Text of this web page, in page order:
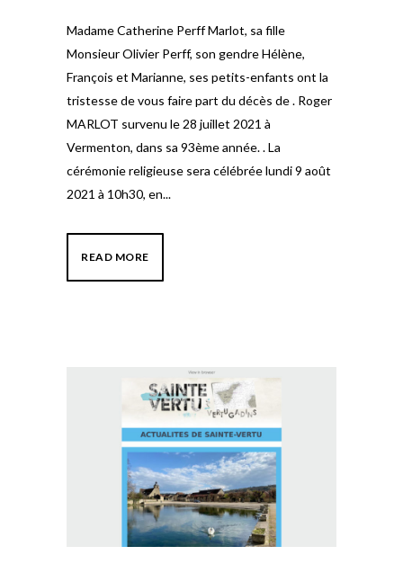
Madame Catherine Perff Marlot, sa fille
Monsieur Olivier Perff, son gendre Hélène,
François et Marianne, ses petits-enfants ont la
tristesse de vous faire part du décès de . Roger
MARLOT survenu le 28 juillet 2021 à
Vermenton, dans sa 93ème année. . La
cérémonie religieuse sera célébrée lundi 9 août
2021 à 10h30, en...
READ MORE